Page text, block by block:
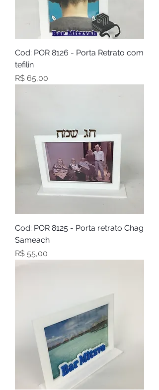
Cod: POR 8126 - Porta Retrato com
tefilin
Preço
R$ 65,00
Cod: POR 8125 - Porta retrato Chag
Sameach
Preço
R$ 55,00